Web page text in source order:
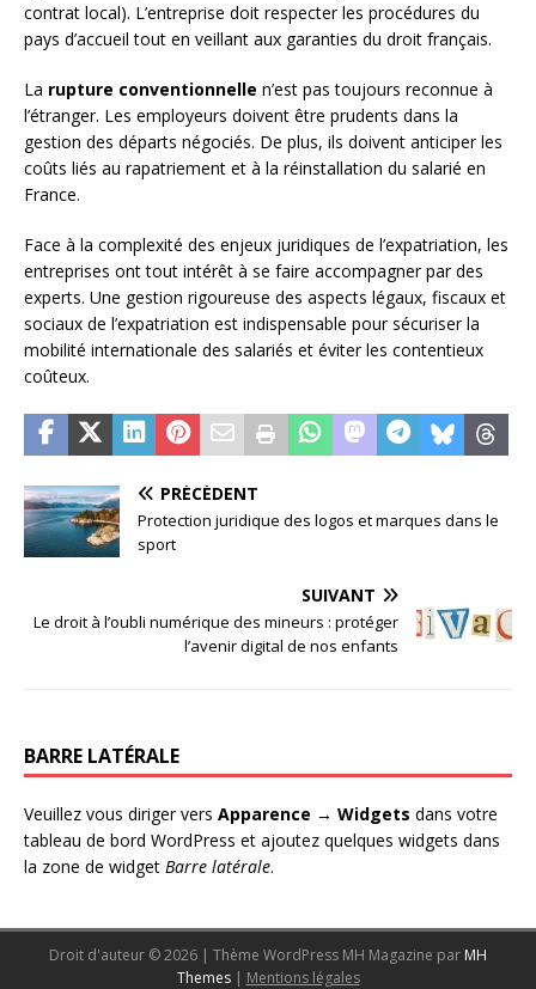
contrat local). L’entreprise doit respecter les procédures du
pays d’accueil tout en veillant aux garanties du droit français.
La rupture conventionnelle n’est pas toujours reconnue à
l’étranger. Les employeurs doivent être prudents dans la
gestion des départs négociés. De plus, ils doivent anticiper les
coûts liés au rapatriement et à la réinstallation du salarié en
France.
Face à la complexité des enjeux juridiques de l’expatriation, les
entreprises ont tout intérêt à se faire accompagner par des
experts. Une gestion rigoureuse des aspects légaux, fiscaux et
sociaux de l’expatriation est indispensable pour sécuriser la
mobilité internationale des salariés et éviter les contentieux
coûteux.
PRÉCÉDENT
Protection juridique des logos et marques dans le
sport
SUIVANT
Le droit à l’oubli numérique des mineurs : protéger
l’avenir digital de nos enfants
BARRE LATÉRALE
Veuillez vous diriger vers Apparence → Widgets dans votre
tableau de bord WordPress et ajoutez quelques widgets dans
la zone de widget Barre latérale.
Droit d'auteur © 2026 | Thème WordPress MH Magazine par MH
Themes | Mentions légales